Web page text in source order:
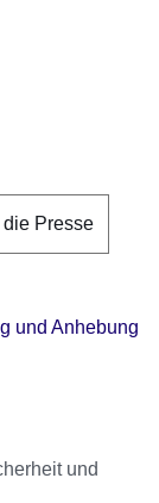
die Presse
und Anhebung
und